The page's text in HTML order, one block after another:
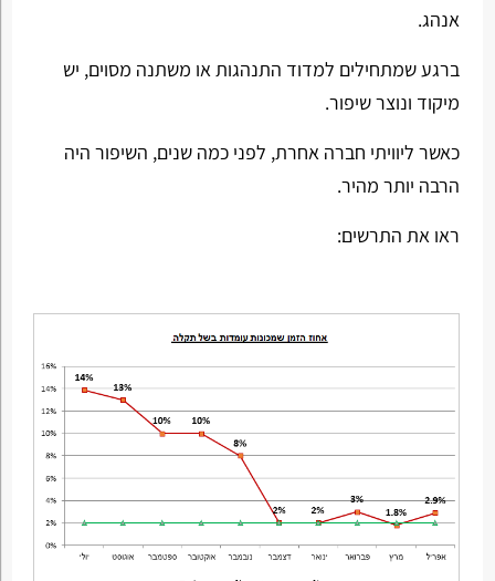
אנהג.
ברגע שמתחילים למדוד התנהגות או משתנה מסוים, יש
מיקוד ונוצר שיפור.
כאשר ליוויתי חברה אחרת, לפני כמה שנים, השיפור היה
הרבה יותר מהיר.
ראו את התרשים: